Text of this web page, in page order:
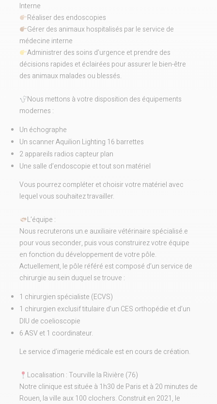
Interne
Réaliser des endoscopies
Gérer des animaux hospitalisés par le service de
médecine interne
Administrer des soins d’urgence et prendre des
décisions rapides et éclairées pour assurer le bien-être
des animaux malades ou blessés.
Nous mettons à votre disposition des équipements
modernes :
Un échographe
Un scanner Aquilion Lighting 16 barrettes
2 appareils radios capteur plan
Une salle d’endoscopie et tout son matériel
Vous pourrez compléter et choisir votre matériel avec
lequel vous souhaitez travailler.
L’équipe :
Nous recruterons un.e auxiliaire vétérinaire spécialisé.e
pour vous seconder, puis vous construirez votre équipe
en fonction du développement de votre pôle.
Actuellement, le pôle référé est composé d’un service de
chirurgie au sein duquel se trouve :
1 chirurgien spécialiste (ECVS)
1 chirurgien exclusif titulaire d’un CES orthopédie et d’un
DIU de coelioscopie
6 ASV et 1 coordinateur.
Le service d’imagerie médicale est en cours de création.
Localisation : Tourville la Rivière (76)
Notre clinique est située à 1h30 de Paris et à 20 minutes de
Rouen, la ville aux 100 clochers. Construit en 2021, le